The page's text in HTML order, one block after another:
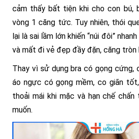
cảm thấy bất tiện khi cho con bú,
vòng 1 căng tức. Tuy nhiên, thói
lại là sai lầm lớn khiến “núi đôi”
và mất đi vẻ đẹp đầy đặn, căng tròn
Thay vì sử dụng bra có gọng cứng,
áo ngực có gọng mềm, co giãn
thoải mái khi mặc và hạn chế chấn
muốn.